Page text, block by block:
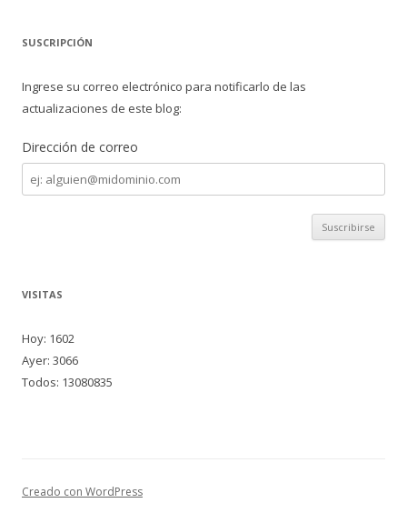
SUSCRIPCIÓN
Ingrese su correo electrónico para notificarlo de las
actualizaciones de este blog:
Dirección de correo
Dirección
de
correo
VISITAS
Hoy: 1602
Ayer: 3066
Todos: 13080835
Creado con WordPress